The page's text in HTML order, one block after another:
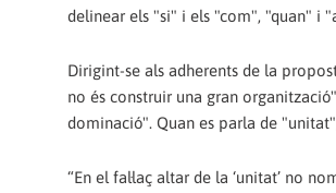
delinear els "si" i els "com", "quan" i
Dirigint-se als adherents de la
no és construir una gran
dominació". Quan es parla de
“En el fal·laç altar de la ‘unitat’ no